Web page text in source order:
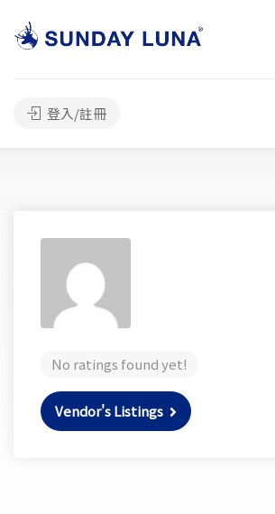
登入/註冊
No ratings found yet!
Vendor's Listings